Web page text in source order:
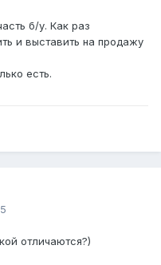
б/у. Как раз
и выставить на продажу
есть.
отличаются?)